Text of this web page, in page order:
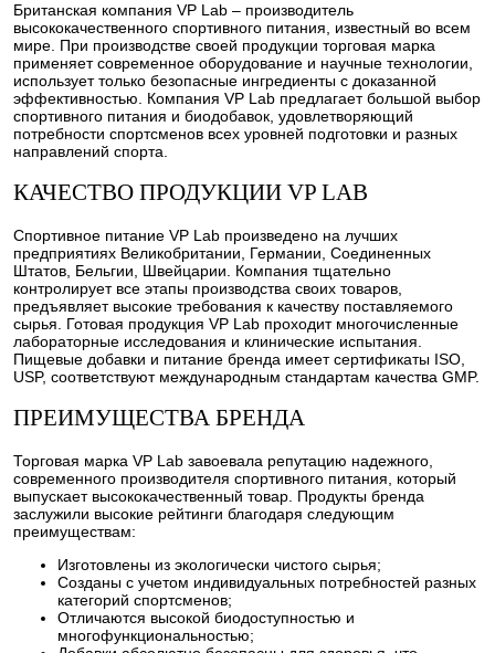
Британская компания VP Lab – производитель
высококачественного спортивного питания, известный во всем
мире. При производстве своей продукции торговая марка
применяет современное оборудование и научные технологии,
использует только безопасные ингредиенты с доказанной
эффективностью. Компания VP Lab предлагает большой выбор
спортивного питания и биодобавок, удовлетворяющий
потребности спортсменов всех уровней подготовки и разных
направлений спорта.
КАЧЕСТВО ПРОДУКЦИИ VP LAB
Спортивное питание VP Lab произведено на лучших
предприятиях Великобритании, Германии, Соединенных
Штатов, Бельгии, Швейцарии. Компания тщательно
контролирует все этапы производства своих товаров,
предъявляет высокие требования к качеству поставляемого
сырья. Готовая продукция VP Lab проходит многочисленные
лабораторные исследования и клинические испытания.
Пищевые добавки и питание бренда имеет сертификаты ISO,
USP, соответствуют международным стандартам качества GMP.
ПРЕИМУЩЕСТВА БРЕНДА
Торговая марка VP Lab завоевала репутацию надежного,
современного производителя спортивного питания, который
выпускает высококачественный товар. Продукты бренда
заслужили высокие рейтинги благодаря следующим
преимуществам:
Изготовлены из экологически чистого сырья;
Созданы с учетом индивидуальных потребностей разных
категорий спортсменов;
Отличаются высокой биодоступностью и
многофункциональностью;